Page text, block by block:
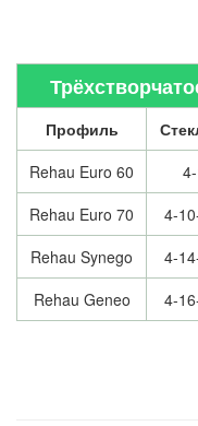
Профиль
Rehau Euro 60
Rehau Euro 70
4-
Rehau Synego
4-
Rehau Geneo
4-